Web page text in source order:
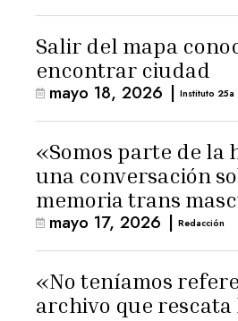
Salir del mapa
encontrar ciudad
mayo 18, 2026 | Instituto 25a
«Somos parte de la
una conversación
memoria trans
mayo 17, 2026 | Redacción
«No teníamos
archivo que rescata